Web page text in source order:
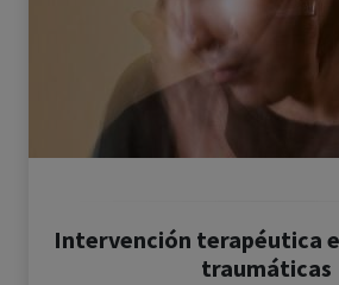
Intervención terapéutica
traumáticas